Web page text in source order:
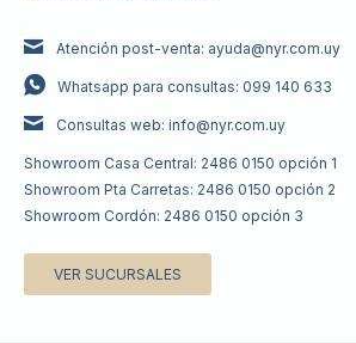
Atención post-venta: ayuda@nyr.com.uy
Whatsapp para consultas: 099 140 633
Consultas web: info@nyr.com.uy
Showroom Casa Central: 2486 0150 opción 1
Showroom Pta Carretas: 2486 0150 opción 2
Showroom Cordón: 2486 0150 opción 3
VER SUCURSALES